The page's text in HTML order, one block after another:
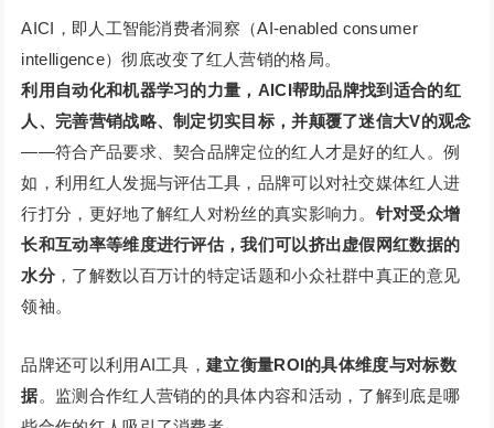
AICI，即人工智能消费者洞察（AI-enabled consumer
intelligence）彻底改变了红人营销的格局。
利用自动化和机器学习的力量，AICI帮助品牌找到适合的红
人、完善营销战略、制定切实目标，并颠覆了迷信大V的观念
——符合产品要求、契合品牌定位的红人才是好的红人。例
如，利用红人发掘与评估工具，品牌可以对社交媒体红人进
行打分，更好地了解红人对粉丝的真实影响力。 针对受众增
长和互动率等维度进行评估，我们可以挤出虚假网红数据的
水分，了解数以百万计的特定话题和小众社群中真正的意见
领袖。
品牌还可以利用AI工具，建立衡量ROI的具体维度与对标数
据。监测合作红人营销的的具体内容和活动，了解到底是哪